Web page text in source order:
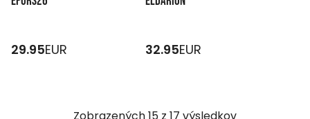
29.95EUR 32.95EUR
Zobrazených15 z 17 výsledkov